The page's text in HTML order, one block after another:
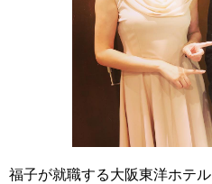
福子が就職する大阪東洋ホテル